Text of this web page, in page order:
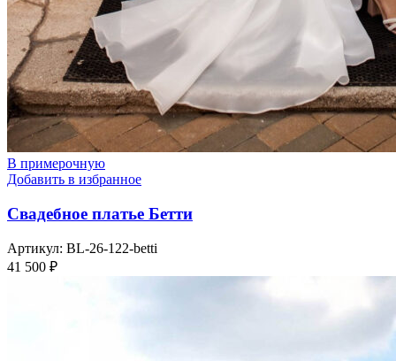
В примерочную
Добавить в избранное
Свадебное платье Бетти
Артикул: BL-26-122-betti
41 500 ₽